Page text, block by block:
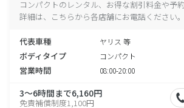
コンパクトのレンタル、お得な割引料金や予
詳細は、こちらから各店舗にお電話ください。
代表車種 ヤリス 等
ボディタイプ コンパクト
営業時間 08:00-20:00
3～6時間まで6,160円
免責補償制度1,100円